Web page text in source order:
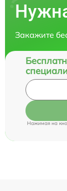
Закажите
Нажимая на